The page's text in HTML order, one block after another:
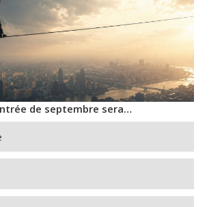
de septembre sera…